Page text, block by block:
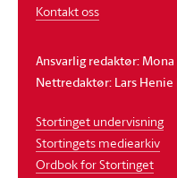
Kontakt oss
Ansvarlig redaktør:
Nettredaktør: Lars Henie
Stortinget undervisning
Stortingets mediearkiv
Ordbok for Stortinget